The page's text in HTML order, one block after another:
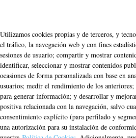
Utilizamos cookies propias y de terceros, y
el tráfico, la navegación web y con fines
sesiones de usuario; compartir y mostrar
identificar, seleccionar y mostrar contenidos
ocasiones de forma personalizada con base en
usuarios; medir el rendimiento de los
para generar información; y desarrollar y
positiva relacionada con la navegación, salvo
consentimiento explícito (para perfilado y
una autorización para su instalación de